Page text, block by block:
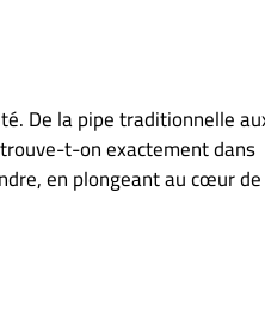
De la pipe traditionnelle
t-on exactement dans
en plongeant au cœur de